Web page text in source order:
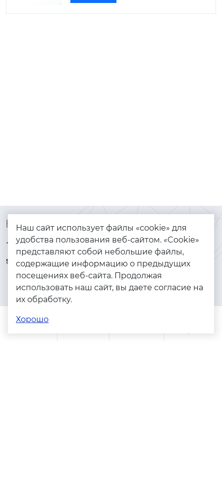
Контакты
+7 (925) 144-64-73
serebryanyye.grani@mail.ru
Каталог
Браслеты
Золото
Серебро
Помощь
Наш сайт использует файлы «cookie» для
удобства пользования веб-сайтом. «Cookie»
представляют собой небольшие файлы,
содержащие информацию о предыдущих
посещениях веб-сайта. Продолжая
использовать наш сайт, вы даете согласие на
их обработку.
Хорошо